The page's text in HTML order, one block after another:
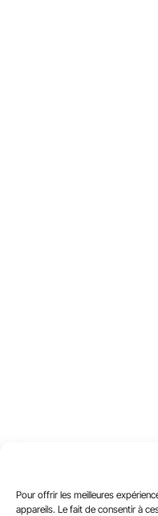
Pour offrir les meilleures
appareils. Le fait de consentir à